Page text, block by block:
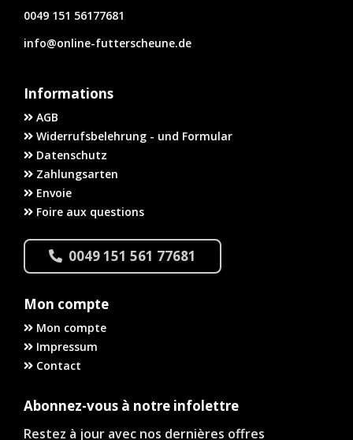
0049 151 56177681
info@online-futterscheune.de
Informations
AGB
Widerrufsbelehrung - und Formular
Datenschutz
Zahlungsarten
Envoie
Foire aux questions
0049 151 561 77681
Mon compte
Mon compte
Impressum
Contact
Abonnez-vous à notre infolettre
Restez à jour avec nos dernières offres